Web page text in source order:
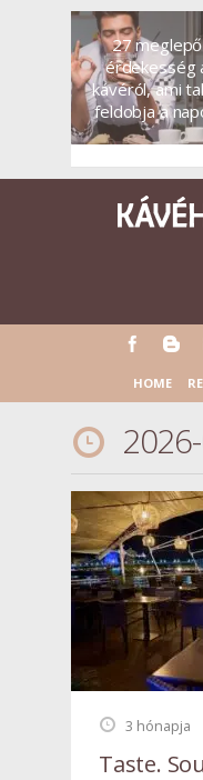
27 meglepő
érdekesség
kávéról, ami
feldobja a
HOME
3 hónapja
Taste.